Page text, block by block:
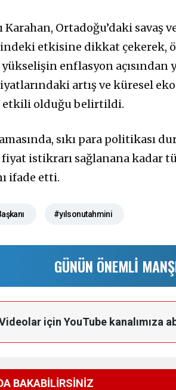
Karahan, Ortadoğu’daki
etkisine dikkat çekerek,
enflasyon
artış ve küresel
etkili olduğu belirtildi.
sıkı para politikası
istikrarı sağlanana kadar
ifade etti.
#yılsonutahmini
GÜNÜN ÖNEMLİ
için YouTube kanalımıza
BAKABİLİRSİNİZ